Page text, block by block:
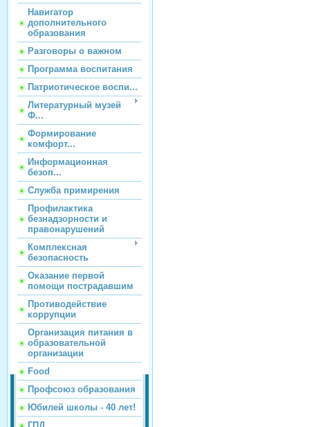
Навигатор
дополнительного
образования
Разговоры о важном
Программа воспитания
Патриотическое воспи...
Литературный музей
Ф...
Формирование
комфорт...
Информационная
безоп...
Служба примирения
Профилактика
безнадзорности и
правонарушений
Комплексная
безопасность
Оказание первой
помощи пострадавшим
Противодействие
коррупции
Организация питания в
образовательной
организации
Food
Профсоюз образования
Юбилей школы - 40 лет!